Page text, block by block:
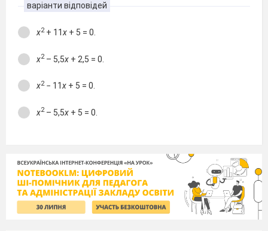
варіанти відповідей
х2+ 11х + 5 = 0.
х2– 5,5х + 2,5 = 0.
х2− 11х + 5 = 0.
х2– 5,5х + 5 = 0.